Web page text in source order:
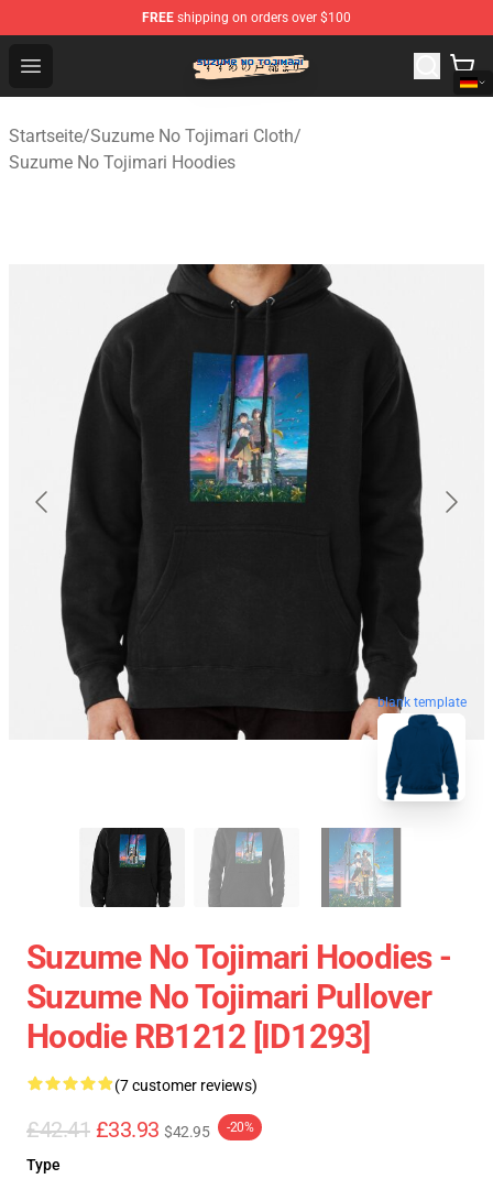
FREE shipping on orders over $100
Open menu
Suzumeno Tojimari Store - Official Suzumeno Tojimari
Startseite/Suzume No Tojimari Cloth/
Suzume No Tojimari Hoodies
blank template
Suzume No Tojimari Hoodies -
Suzume No Tojimari Pullover
Hoodie RB1212 [ID1293]
(7 customer reviews)
£42.41 £33.93 $42.95 -20%
Type